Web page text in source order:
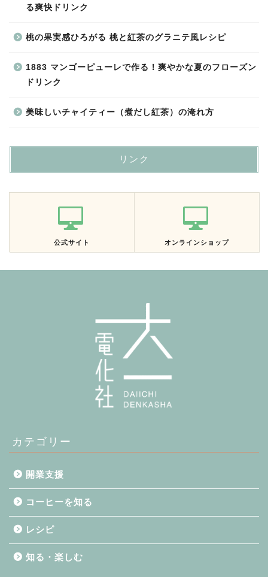
る爽快ドリンク
桃の果実感ひろがる 桃と紅茶のグラニテ風レシピ
1883 マンゴーピューレで作る！爽やかな夏のフローズン
ドリンク
美味しいチャイティー（煮だし紅茶）の淹れ方
リンク
公式サイト オンラインショップ
カテゴリー
開業支援
コーヒーを知る
レシピ
知る・楽しむ